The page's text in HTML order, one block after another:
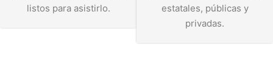
listos para asistirlo.
estatales, públicas y
privadas.